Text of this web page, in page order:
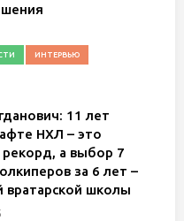
ИНТЕРВЬЮ
11 лет
НХЛ – это
рекорд, а выбор 7
за 6 лет –
вратарской школы